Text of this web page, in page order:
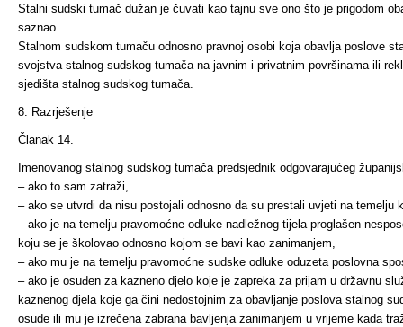
Stalni sudski tumač dužan je čuvati kao tajnu sve ono što je prigodom
saznao.
Stalnom sudskom tumaču odnosno pravnoj osobi koja obavlja poslove
svojstva stalnog sudskog tumača na javnim i privatnim površinama ili
sjedišta stalnog sudskog tumača.
8. Razrješenje
Članak 14.
Imenovanog stalnog sudskog tumača predsjednik odgovarajućeg
– ako to sam zatraži,
– ako se utvrdi da nisu postojali odnosno da su prestali uvjeti na temelju
– ako je na temelju pravomoćne odluke nadležnog tijela progla­šen
koju se je školovao odnosno kojom se bavi kao zanimanjem,
– ako mu je na temelju pravomoćne sudske odluke oduzeta poslovna
– ako je osuđen za kazneno djelo koje je zapreka za prijam u državnu
kaznenog djela koje ga čini nedostojnim za obavljanje poslova stalnog
osude ili mu je izrečena zabrana bavljenja zanimanjem u vrijeme kada